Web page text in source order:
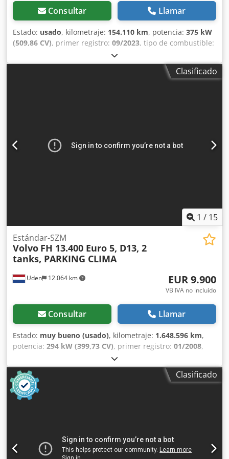
Consultar Llamar
Estado: usado, kilometraje: 154.110 km, potencia: 375 kW
(509,86 CV), primer registro: 09/2023, tipo de combustible:
, configuración de ejes:
próxima inspección (TÜV):08/2027, frenos:retardador,
automático, clase de
velocidad: Regulador de velocidad adaptativo
Climatización: Climatizador automático * Aire
Clasificado
1 / 15
Uden 12.064 km
Estándar-SZM
Volvo FH 13.400 Euro 5, D13, 2
tanks, PARKING CLIMA
EUR 9.900
VB IVA no incluído
Consultar Llamar
Estado: muy bueno (usado), kilometraje: 1.648.596 km,
potencia: 294 kW (399,73 CV), primer registro: 01/2008,
, tamaño del neumático:
R22,5, configuración de ejes:4x2, combustible:diésel,
cabina del conductor:
, tipo de
engranaje:
amortiguación:
de las ventanillas, spoiler, = Opciones y equipamiento
adicionales = - Depósito de combustible de aluminio -
Clasificado